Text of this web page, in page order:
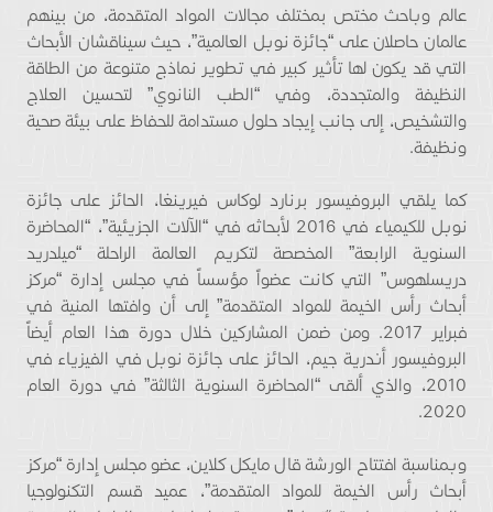
عالم وباحث مختص بمختلف مجالات المواد المتقدمة، من بينهم
عالمان حاصلان على “جائزة نوبل العالمية”، حيث سيناقشان الأبحاث
التي قد يكون لها تأثير كبير في تطوير نماذج متنوعة من الطاقة
النظيفة والمتجددة، وفي “الطب النانوي” لتحسين العلاج
والتشخيص، إلى جانب إيجاد حلول مستدامة للحفاظ على بيئة صحية
ونظيفة.
كما يلقي البروفيسور برنارد لوكاس فيرينغا، الحائز على جائزة
نوبل للكيمياء في 2016 لأبحاثه في “الآلات الجزيئية”، “المحاضرة
السنوية الرابعة” المخصصة لتكريم العالمة الراحلة “ميلدريد
دريسلهوس” التي كانت عضواً مؤسساً في مجلس إدارة “مركز
أبحاث رأس الخيمة للمواد المتقدمة” إلى أن وافتها المنية في
فبراير 2017. ومن ضمن المشاركين خلال دورة هذا العام أيضاً
البروفيسور أندرية جيم، الحائز على جائزة نوبل في الفيزياء في
2010، والذي ألقى “المحاضرة السنوية الثالثة” في دورة العام
2020.
وبمناسبة افتتاح الورشة قال مايكل كلاين، عضو مجلس إدارة “مركز
أبحاث رأس الخيمة للمواد المتقدمة”، عميد قسم التكنولوجيا